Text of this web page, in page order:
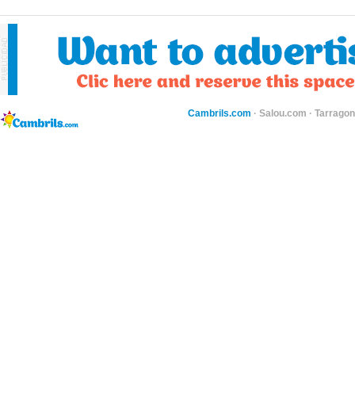
Cambrils.com · Salou.com ·